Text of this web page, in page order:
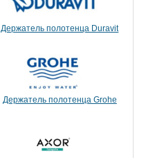
Держатель полотенца Duravit
Держатель полотенца Grohe